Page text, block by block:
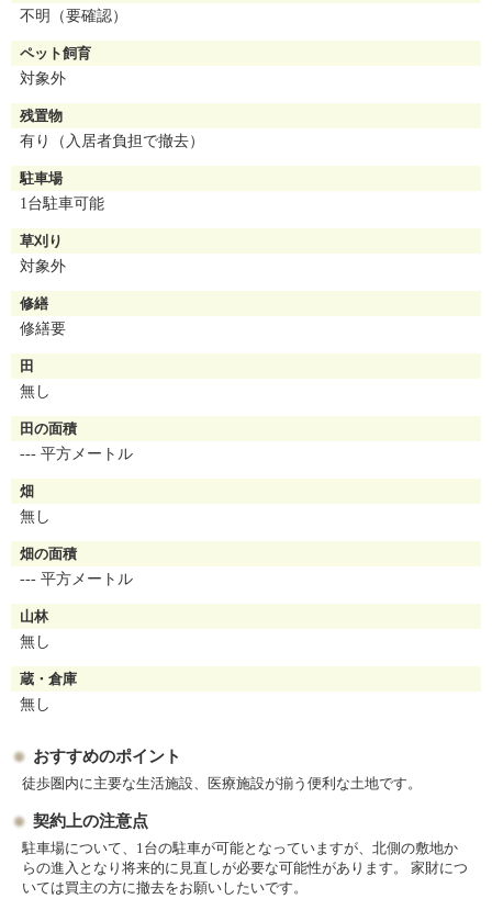
不明（要確認）
ペット飼育
対象外
残置物
有り（入居者負担で撤去）
駐車場
1台駐車可能
草刈り
対象外
修繕
修繕要
田
無し
田の面積
--- 平方メートル
畑
無し
畑の面積
--- 平方メートル
山林
無し
蔵・倉庫
無し
おすすめのポイント
徒歩圏内に主要な生活施設、医療施設が揃う便利な土地です。
契約上の注意点
駐車場について、1台の駐車が可能となっていますが、北側の敷地か
らの進入となり将来的に見直しが必要な可能性があります。 家財につ
いては買主の方に撤去をお願いしたいです。